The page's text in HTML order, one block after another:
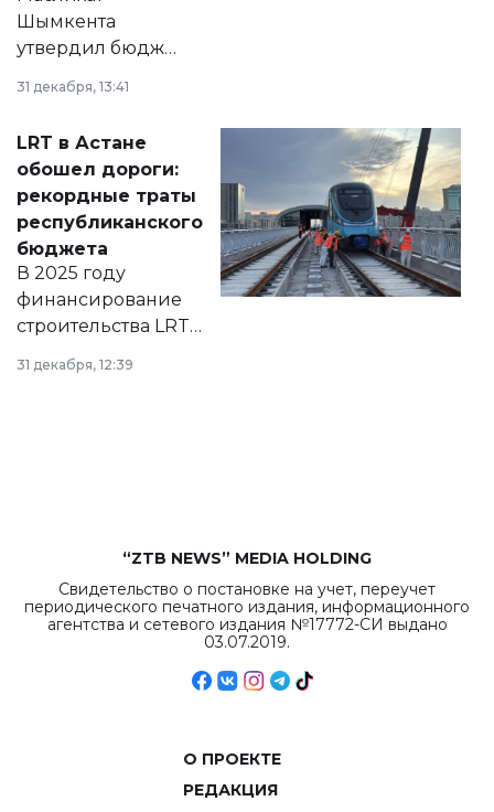
Шымкента
утвердил бюджет
города на 2026–
2028 годы.
документ
появился в базе
нормативных
правовых актов и
на сайте маслихат
города.
31 декабря, 13:41
LRT в Астане
обошел дороги:
рекордные траты
республиканского
бюджета
В 2025 году
финансирование
строительства LRT
в Астане из
республиканского
31 декабря, 12:39
“ZTB NEWS” MEDIA HOLDING
Свидетельство о постановке на учет, переучет
периодического печатного издания, информационного
агентства и сетевого издания №17772-СИ выдано
03.07.2019.
О ПРОЕКТЕ
РЕДАКЦИЯ